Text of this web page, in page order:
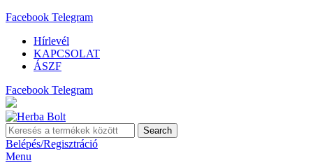
Facebook Telegram
Hírlevél
KAPCSOLAT
ÁSZF
Facebook Telegram
Search
Belépés/Regisztráció
Menu